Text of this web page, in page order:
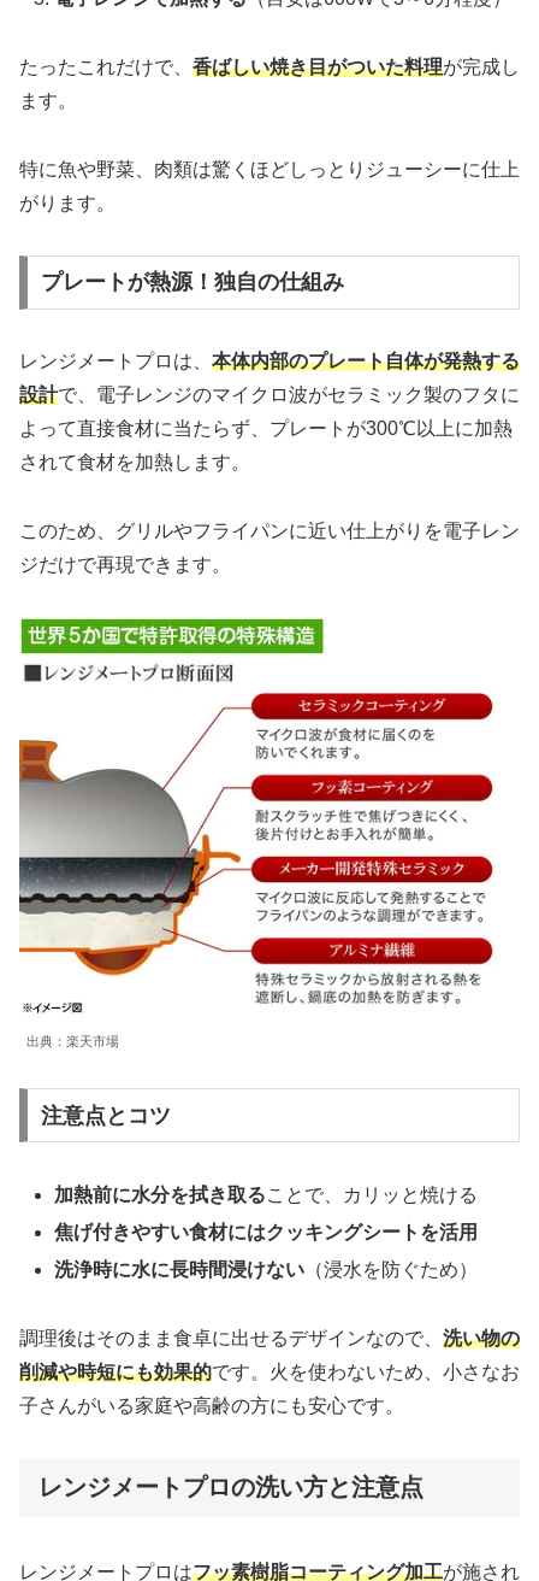
たったこれだけで、 香ばしい焼き目がついた料理が完成し
ます。
特に魚や野菜、肉類は驚くほどしっとりジューシーに仕上
がります。
プレートが熱源！独自の仕組み
レンジメートプロは、 本体内部のプレート自体が発熱する
設計で、電子レンジのマイクロ波がセラミック製のフタに
よって直接食材に当たらず、プレートが300℃以上に加熱
されて食材を加熱します。
このため、グリルやフライパンに近い仕上がりを電子レン
ジだけで再現できます。
出典：楽天市場
注意点とコツ
加熱前に水分を拭き取ることで、カリッと焼ける
焦げ付きやすい食材にはクッキングシートを活用
洗浄時に水に長時間浸けない （浸水を防ぐため）
調理後はそのまま食卓に出せるデザインなので、 洗い物の
削減や時短にも効果的です。火を使わないため、小さなお
子さんがいる家庭や高齢の方にも安心です。
レンジメートプロの洗い方と注意点
レンジメートプロはフッ素樹脂コーティング加工が施され